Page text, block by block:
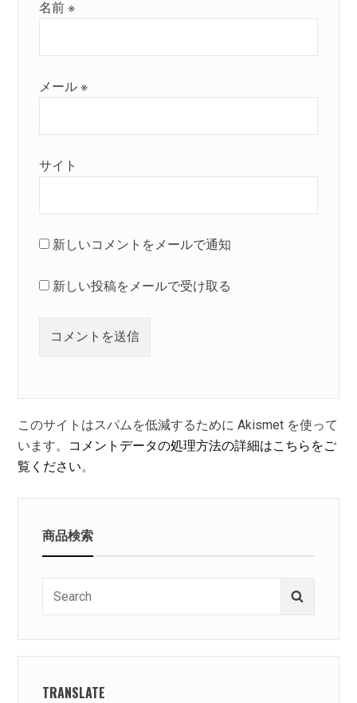
名前※
メール※
サイト
新しいコメントをメールで通知
新しい投稿をメールで受け取る
このサイトはスパムを低減するために Akismet を使って
います。 コメントデータの処理方法の詳細はこちらをご
覧ください。
商品検索
TRANSLATE